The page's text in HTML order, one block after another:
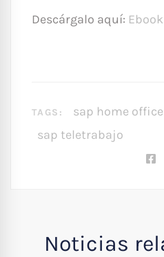
Descárgalo aquí: Ebook
TAGS: sap home office
sap teletrabajo
Noticias